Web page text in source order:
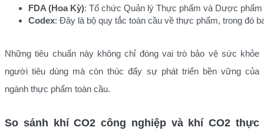
FDA (Hoa Kỳ): Tổ chức Quản lý Thực phẩm và Dược
Codex: Đây là bộ quy tắc toàn cầu về thực phẩm, trong đó
Những tiêu chuẩn này không chỉ đóng vai trò bảo vệ sức khỏe
người tiêu dùng mà còn thúc đẩy sự phát triển bền vững của
ngành thực phẩm toàn cầu.
So sánh khí CO2 công nghiệp và khí CO2 thực